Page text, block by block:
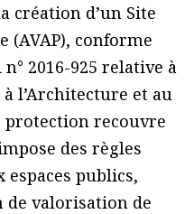
création d’un Site
(AVAP), conforme
2016-925 relative à
l’Architecture et au
protection recouvre
des règles
espaces publics,
de valorisation de